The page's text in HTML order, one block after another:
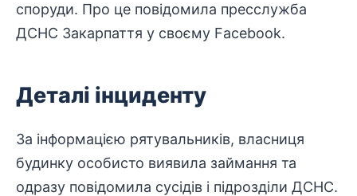
споруди. Про це повідомила пресслужба
ДСНС Закарпаття у своєму Facebook.
Деталі інциденту
За інформацією рятувальників, власниця
будинку особисто виявила займання та
одразу повідомила сусідів і підрозділи ДСНС.